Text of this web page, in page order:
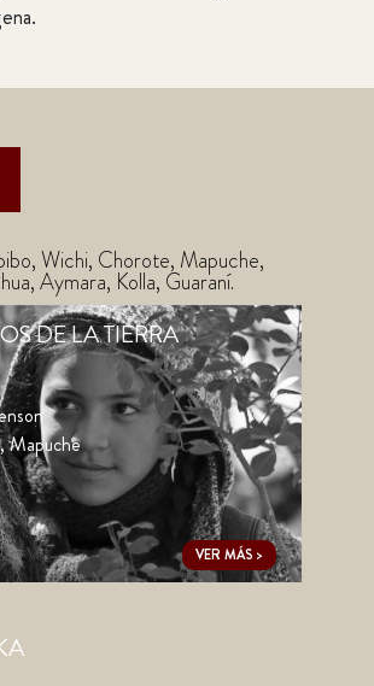
Wichi, Chorote, Mapuche,
Aymara, Kolla, Guaraní.
DE LA TIERRA
Mapuche
VER MÁS >